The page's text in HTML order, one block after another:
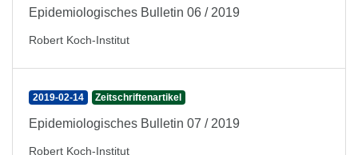
Epidemiologisches Bulletin 06 / 2019
Robert Koch-Institut
2019-02-14 Zeitschriftenartikel
Epidemiologisches Bulletin 07 / 2019
Robert Koch-Institut